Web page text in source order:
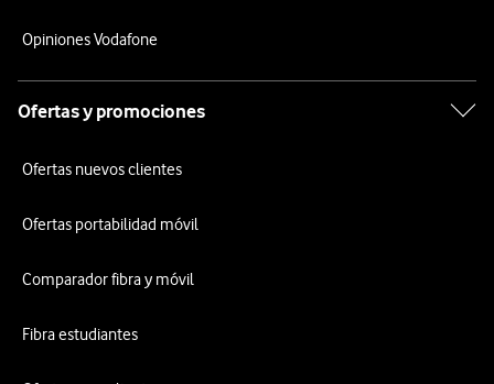
Opiniones Vodafone
Ofertas y promociones
Ofertas nuevos clientes
Ofertas portabilidad móvil
Comparador fibra y móvil
Fibra estudiantes